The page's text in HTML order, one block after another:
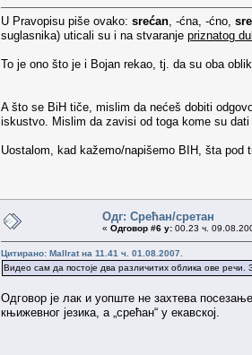
U Pravopisu piše ovako: srećan , -ćna, -ćno,
suglasnika) uticali su i na stvaranje priznatog
To je ono što je i Bojan rekao, tj. da su oba
A što se BiH tiče, mislim da nećeš dobiti
iskustvo. Mislim da zavisi od toga kome su
Uostalom, kad kažemo/napišemo BIH, šta pod
Одг: Срећан/сретан
« Одговор #6 у: 00.23 ч.
Цитирано: Mallrat на 11.41 ч. 01.08.2007.
Видео сам да постоје два различитих облика ове
Одговор је лак и уопште не захтева
књижевног језика, а „срећан“ у екавској.